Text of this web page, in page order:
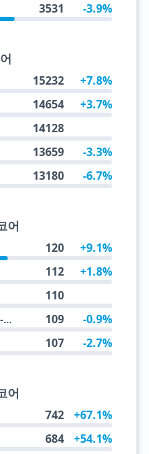
3531 -3.9%
15232 +7.8%
14654 +3.7%
14128
13659 -3.3%
13180 -6.7%
어
120 +9.1%
112 +1.8%
110
Snapdragon X Plus X1P-66-100 109 -0.9%
107 -2.7%
어
742 +67.1%
684 +54.1%